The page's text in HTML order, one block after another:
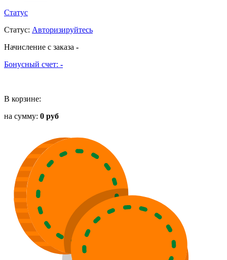
Статус
Статус: Авторизируйтесь
Начисление с заказа -
Бонусный счет: -
В корзине:
на сумму: 0 руб